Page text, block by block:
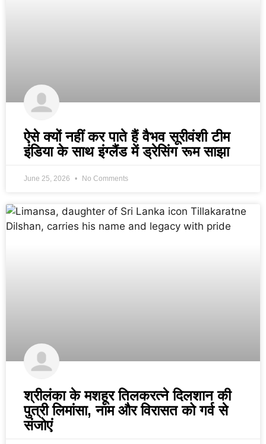
ऐसे क्यों नहीं कर पाते हैं वैभव सूरीवंशी टीम
इंडिया के साथ इंग्लैंड में ड्रेसिंग रूम साझा
June 25, 2026 No Comments
श्रीलंका के मशहूर तिलकरत्ने दिलशान की
पुत्री लिमांसा, नाम और विरासत को गर्व से
संजोएं